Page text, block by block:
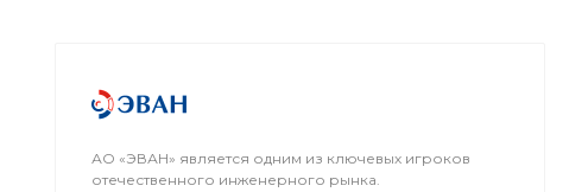
АО «ЭВАН» является одним из ключевых игроков
отечественного инженерного рынка.